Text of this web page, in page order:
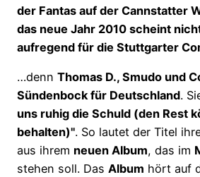
der Fantas auf der Cannstatter
das neue Jahr 2010 scheint
aufregend für die Stuttgarter
…denn Thomas D., Smudo und
Sündenbock für Deutschland.
uns ruhig die Schuld (den Rest
behalten)". So lautet der Titel
aus ihrem neuen Album, das im
stehen soll. Das Album hört auf